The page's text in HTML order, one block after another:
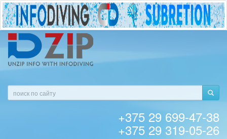
+375 29 699-47-38
+375 29 319-05-26